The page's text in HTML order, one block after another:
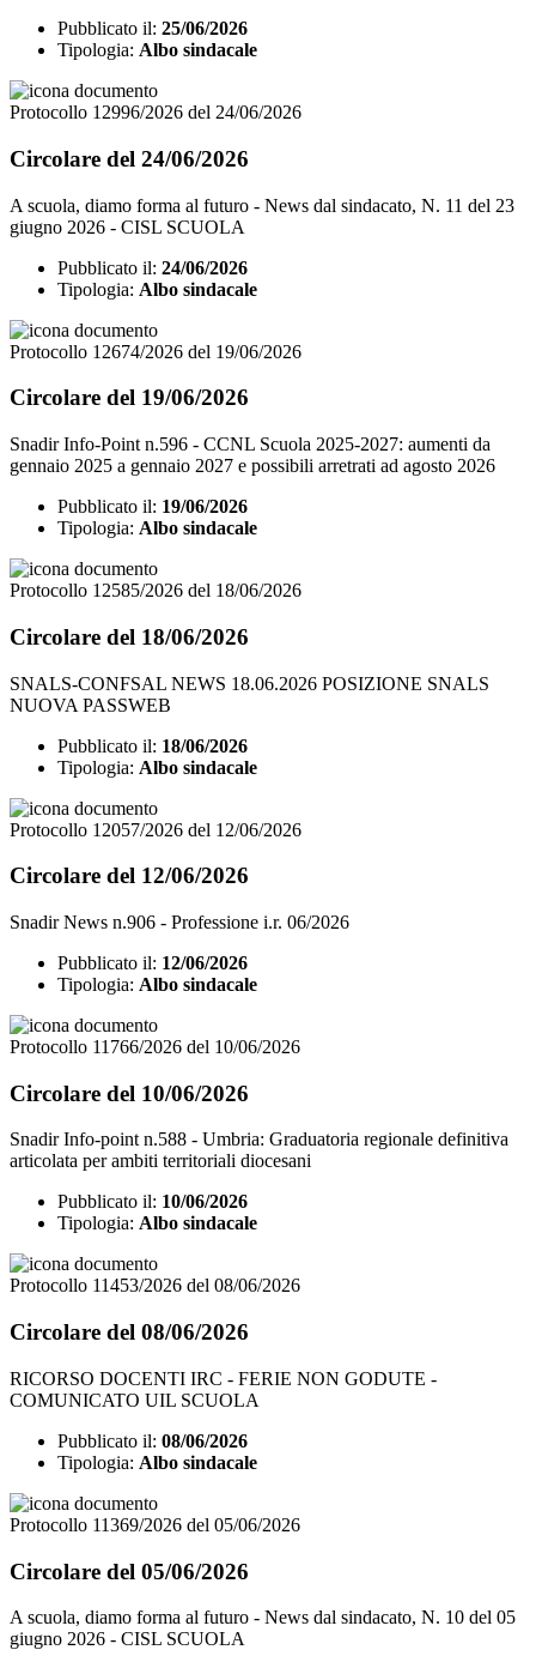
Pubblicato il: 25/06/2026
Tipologia: Albo sindacale
Protocollo 12996/2026 del 24/06/2026
Circolare del 24/06/2026
A scuola, diamo forma al futuro - News dal sindacato, N. 11 del 23
giugno 2026 - CISL SCUOLA
Pubblicato il: 24/06/2026
Tipologia: Albo sindacale
Protocollo 12674/2026 del 19/06/2026
Circolare del 19/06/2026
Snadir Info-Point n.596 - CCNL Scuola 2025-2027: aumenti da
gennaio 2025 a gennaio 2027 e possibili arretrati ad agosto 2026
Pubblicato il: 19/06/2026
Tipologia: Albo sindacale
Protocollo 12585/2026 del 18/06/2026
Circolare del 18/06/2026
SNALS-CONFSAL NEWS 18.06.2026 POSIZIONE SNALS
NUOVA PASSWEB
Pubblicato il: 18/06/2026
Tipologia: Albo sindacale
Protocollo 12057/2026 del 12/06/2026
Circolare del 12/06/2026
Snadir News n.906 - Professione i.r. 06/2026
Pubblicato il: 12/06/2026
Tipologia: Albo sindacale
Protocollo 11766/2026 del 10/06/2026
Circolare del 10/06/2026
Snadir Info-point n.588 - Umbria: Graduatoria regionale definitiva
articolata per ambiti territoriali diocesani
Pubblicato il: 10/06/2026
Tipologia: Albo sindacale
Protocollo 11453/2026 del 08/06/2026
Circolare del 08/06/2026
RICORSO DOCENTI IRC - FERIE NON GODUTE -
COMUNICATO UIL SCUOLA
Pubblicato il: 08/06/2026
Tipologia: Albo sindacale
Protocollo 11369/2026 del 05/06/2026
Circolare del 05/06/2026
A scuola, diamo forma al futuro - News dal sindacato, N. 10 del 05
giugno 2026 - CISL SCUOLA